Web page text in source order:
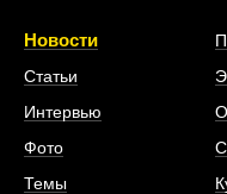
Новости
Статьи
Интервью
Фото
Темы